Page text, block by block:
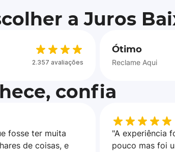
a Juros
2.357 avaliações
Ótimo
Reclame Aqui
confia
fosse ter muita
de coisas, e
"A experiência
pouco mas foi